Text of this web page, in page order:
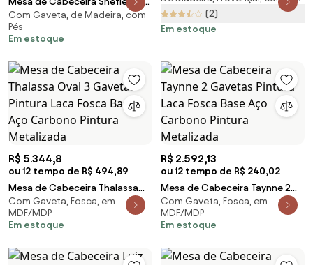
Gavetas Pés Luís XV Estrutura
Madeira Maciça Detalhe em
Marchetaria e Apliques de
Com Gaveta, de Madeira, com
Pés
Em estoque
Madeira Maciça Design
Clássico Peça Artesanal
(2)
Em estoque
R$ 5.344,8
ou 12 tempo de R$ 494,89
Mesa de Cabeceira Thalassa
Oval 3 Gavetas Pintura Laca
Fosca Base Aço Carbono
Pintura Metalizada
Com Gaveta, Fosca, em
MDF/MDP
Em estoque
R$ 2.592,13
ou 12 tempo de R$ 240,02
Mesa de Cabeceira Taynne 2
Gavetas Pintura Laca Fosca
Base Aço Carbono Pintura
Metalizada
Com Gaveta, Fosca, em
MDF/MDP
Em estoque